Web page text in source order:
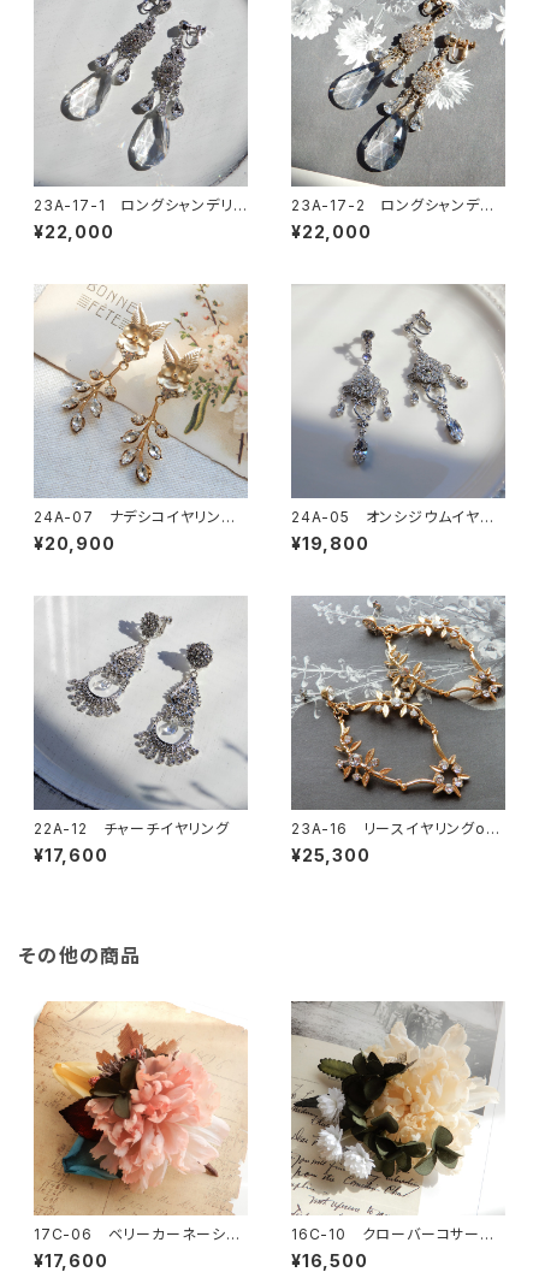
23A-17-1 ロングシャンデリア
イヤリング
¥22,000
23A-17-2 ロングシャンデリ
アイヤリング
¥22,000
24A-07 ナデシコイヤリングo
rピアス
¥20,900
24A-05 オンシジウムイヤリ
ングorピアス
¥19,800
22A-12 チャーチイヤリング
¥17,600
23A-16 リースイヤリングor
ピアス
¥25,300
その他の商品
17C-06 ベリーカーネーショ
ンコサージュ
¥17,600
16C-10 クローバーコサージ
ュ
¥16,500